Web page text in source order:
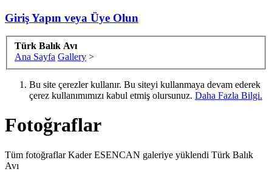
Giriş Yapın veya Üye Olun
Türk Balık Avı
Ana Sayfa Gallery >
Bu site çerezler kullanır. Bu siteyi kullanmaya devam ederek
çerez kullanımımızı kabul etmiş olursunuz. Daha Fazla Bilgi.
Fotoğraflar
Tüm fotoğraflar Kader ESENCAN galeriye yüklendi Türk Balık
Avı